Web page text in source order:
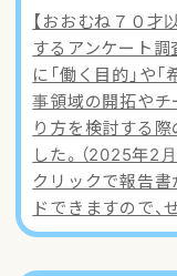
【おおむね７０
するアンケート調
に「働く目的」や
事領域の開拓や
り方を検討する
した。（2025年2月
クリックで報告
ドできますので、